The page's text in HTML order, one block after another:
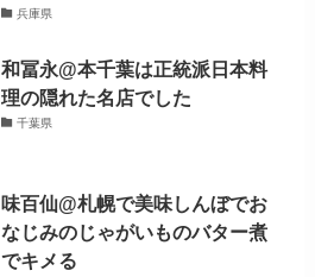
兵庫県
和冨永@本千葉は正統派日本料
理の隠れた名店でした
千葉県
味百仙@札幌で美味しんぼでお
なじみのじゃがいものバター煮
でキメる